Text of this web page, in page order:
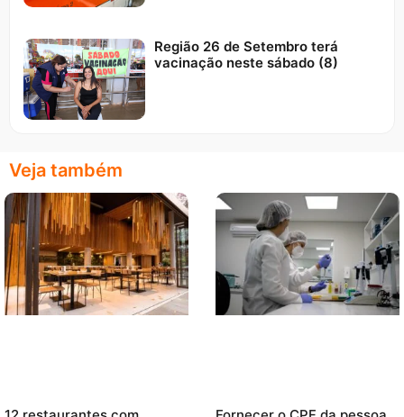
Região 26 de Setembro terá
vacinação neste sábado (8)
Veja também